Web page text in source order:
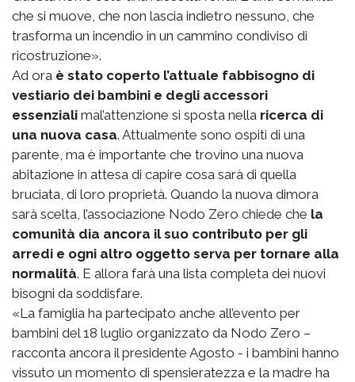
che si muove, che non lascia indietro nessuno, che
trasforma un incendio in un cammino condiviso di
ricostruzione».
Ad ora è stato coperto l’attuale fabbisogno di
vestiario dei bambini e degli accessori
essenziali mal’attenzione si sposta nella ricerca di
una nuova casa. Attualmente sono ospiti di una
parente, ma è importante che trovino una nuova
abitazione in attesa di capire cosa sarà di quella
bruciata, di loro proprietà. Quando la nuova dimora
sarà scelta, l’associazione Nodo Zero chiede che la
comunità dia ancora il suo contributo per gli
arredi e ogni altro oggetto serva per tornare alla
normalità. E allora farà una lista completa dei nuovi
bisogni da soddisfare.
«La famiglia ha partecipato anche all’evento per
bambini del 18 luglio organizzato da Nodo Zero –
racconta ancora il presidente Agosto - i bambini hanno
vissuto un momento di spensieratezza e la madre ha